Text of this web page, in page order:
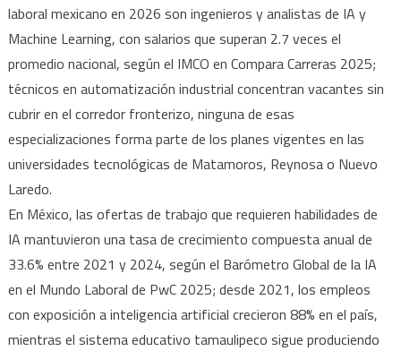
laboral mexicano en 2026 son ingenieros y analistas de IA y
Machine Learning, con salarios que superan 2.7 veces el
promedio nacional, según el IMCO en Compara Carreras 2025;
técnicos en automatización industrial concentran vacantes sin
cubrir en el corredor fronterizo, ninguna de esas
especializaciones forma parte de los planes vigentes en las
universidades tecnológicas de Matamoros, Reynosa o Nuevo
Laredo.
En México, las ofertas de trabajo que requieren habilidades de
IA mantuvieron una tasa de crecimiento compuesta anual de
33.6% entre 2021 y 2024, según el Barómetro Global de la IA
en el Mundo Laboral de PwC 2025; desde 2021, los empleos
con exposición a inteligencia artificial crecieron 88% en el país,
mientras el sistema educativo tamaulipeco sigue produciendo